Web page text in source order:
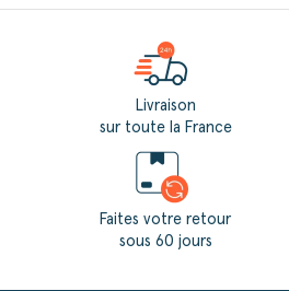
Livraison
sur toute la France
Faites votre retour
sous 60 jours